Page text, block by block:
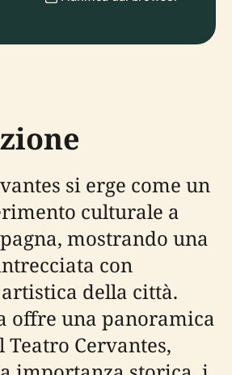
si erge come un
culturale a
mostrando una
con
della città.
offre una panoramica
Teatro Cervantes,